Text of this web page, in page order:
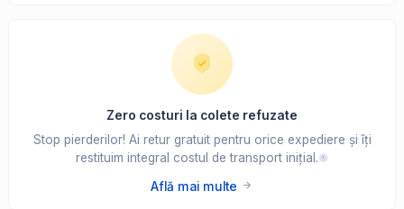
Zero costuri la colete refuzate
Stop pierderilor! Ai retur gratuit pentru orice expediere și îți
restituim integral costul de transport inițial.
Află mai multe